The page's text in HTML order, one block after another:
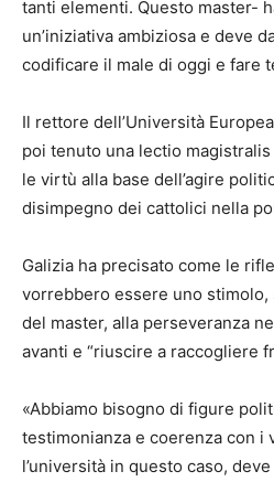
tanti elementi. Questo master-
un’iniziativa ambiziosa e deve
codificare il male di oggi e fare
Il rettore dell’Università
poi tenuto una lectio
le virtù alla base dell’agire
disimpegno dei cattolici nella
Galizia ha precisato come le
vorrebbero essere uno
del master, alla perseveranza
avanti e “riuscire a raccogliere
«Abbiamo bisogno di figure
testimonianza e coerenza con i
l’università in questo caso,